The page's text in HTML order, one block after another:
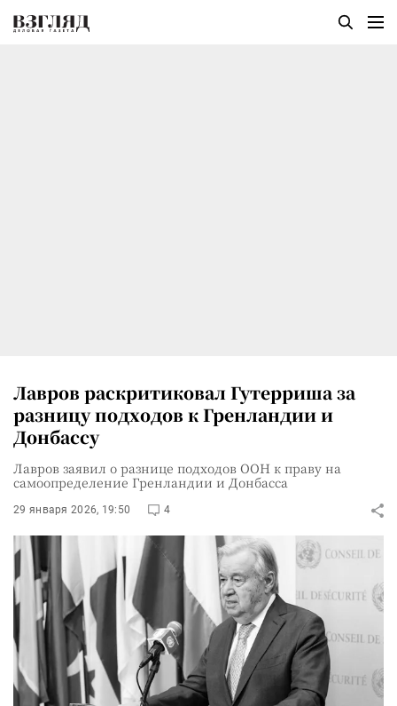
Лавров раскритиковал Гутерриша за
разницу подходов к Гренландии и
Донбассу
Лавров заявил о разнице подходов ООН к праву на
самоопределение Гренландии и Донбасса
29 января 2026, 19:50 4